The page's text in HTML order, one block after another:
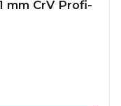
mm CrV Profi-